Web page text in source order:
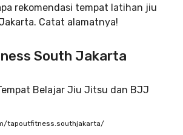
rekomendasi tempat latihan jiu
Catat alamatnya!
South Jakarta
tapoutfitness.southjakarta/